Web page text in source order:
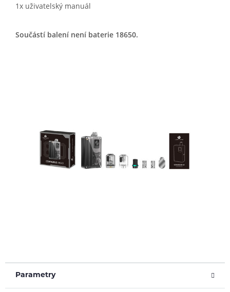
1x uživatelský manuál
Součástí balení není baterie 18650.
Parametry